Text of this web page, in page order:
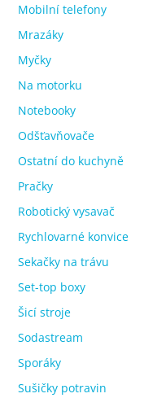
Mobilní telefony
Mrazáky
Myčky
Na motorku
Notebooky
Odšťavňovače
Ostatní do kuchyně
Pračky
Robotický vysavač
Rychlovarné konvice
Sekačky na trávu
Set-top boxy
Šicí stroje
Sodastream
Sporáky
Sušičky potravin